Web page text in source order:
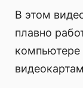
В этом
плавно
компьютере